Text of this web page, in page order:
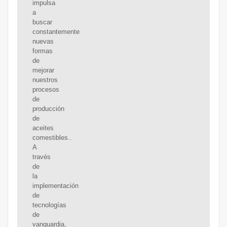
impulsa
a
buscar
constantemente
nuevas
formas
de
mejorar
nuestros
procesos
de
producción
de
aceites
comestibles..
A
través
de
la
implementación
de
tecnologías
de
vanguardia,